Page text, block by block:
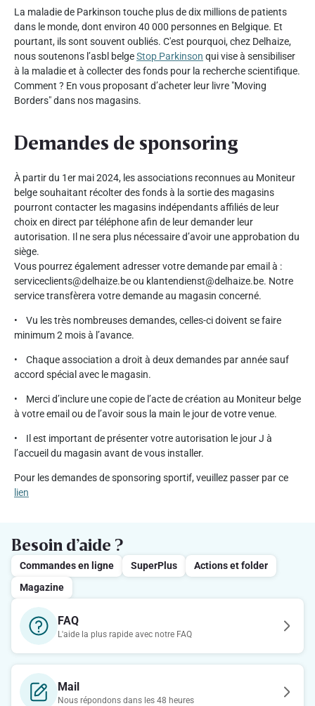
La maladie de Parkinson touche plus de dix millions de patients
dans le monde, dont environ 40 000 personnes en Belgique. Et
pourtant, ils sont souvent oubliés. C'est pourquoi, chez Delhaize,
nous soutenons l’asbl belgeStop Parkinson qui vise à sensibiliser
à la maladie et à collecter des fonds pour la recherche scientifique.
Comment ? En vous proposant d’acheter leur livre "Moving
Borders" dans nos magasins.
Demandes de sponsoring
À partir du 1er mai 2024, les associations reconnues au Moniteur
belge souhaitant récolter des fonds à la sortie des magasins
pourront contacter les magasins indépendants affiliés de leur
choix en direct par téléphone afin de leur demander leur
autorisation. Il ne sera plus nécessaire d’avoir une approbation du
siège.
Vous pourrez également adresser votre demande par email à :
serviceclients@delhaize.be ou klantendienst@delhaize.be. Notre
service transfèrera votre demande au magasin concerné.
• Vu les très nombreuses demandes, celles-ci doivent se faire
minimum 2 mois à l’avance.
• Chaque association a droit à deux demandes par année sauf
accord spécial avec le magasin.
• Merci d’inclure une copie de l’acte de création au Moniteur belge
à votre email ou de l’avoir sous la main le jour de votre venue.
• Il est important de présenter votre autorisation le jour J à
l’accueil du magasin avant de vous installer.
Pour les demandes de sponsoring sportif, veuillez passer par ce
lien
Besoin d’aide ?
Commandes en ligne SuperPlus
Actions et folder
Magazine
FAQ
L'aide la plus rapide avec notre FAQ
Mail
Nous répondons dans les 48 heures